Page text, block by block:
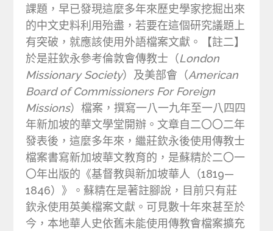
課題，早已發現這麼多年來歷史學家挖掘出來
的中文史料利用殆盡，若要在這個研究議題上
有突破，就應該使用外語檔案文獻。【註二】
於是莊欽永參考倫敦會傳教士（London
Missionary Society）及美部會（American
Board of Commissioners For Foreign
Missions）檔案，撰寫一八一九年至一八四四
年新加坡的華文學堂開辦。文章自二〇〇二年
發表後，這麼多年來，繼莊欽永後使用傳教士
檔案書寫新加坡華文教育的，是蘇精於二〇一
〇年出版的《基督教與新加坡華人（1819—
1846）》。蘇精在是著註腳說，目前只有莊
欽永使用英美檔案文獻。可見數十年來甚至於
今，本地華人史依舊未能使用傳教會檔案擴充